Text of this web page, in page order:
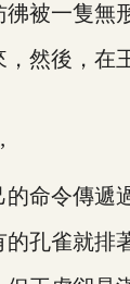
一隻無形
後，在王
命令傳遞過
雀就排著